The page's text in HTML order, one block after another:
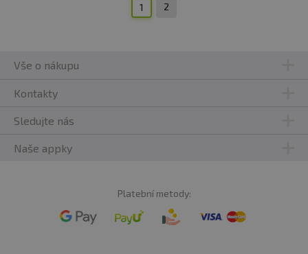
1 2
Vše o nákupu
Kontakty
Sledujte nás
Naše appky
Platební metody: